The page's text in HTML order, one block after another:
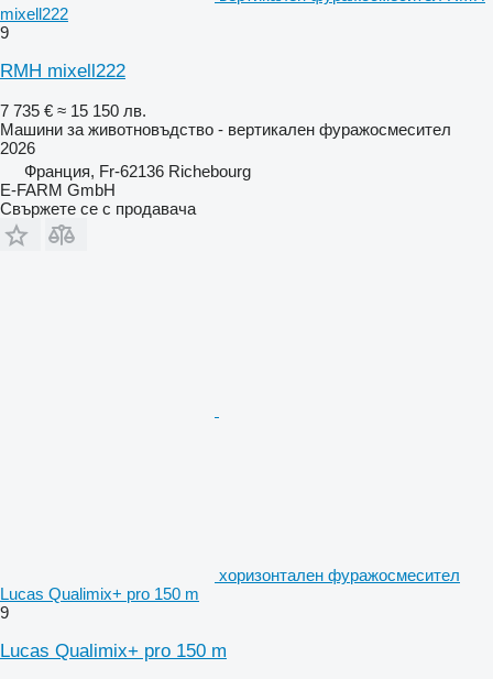
mixell222
9
RMH mixell222
7 735 € ≈ 15 150 лв.
Машини за животновъдство - вертикален фуражосмесител
2026
Франция, Fr-62136 Richebourg
E-FARM GmbH
Свържете се с продавача
хоризонтален фуражосмесител
Lucas Qualimix+ pro 150 m
9
Lucas Qualimix+ pro 150 m